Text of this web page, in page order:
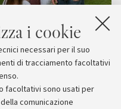
i cookie
necessari per il suo
di tracciamento facoltativi
facoltativi sono usati per
comunicazione